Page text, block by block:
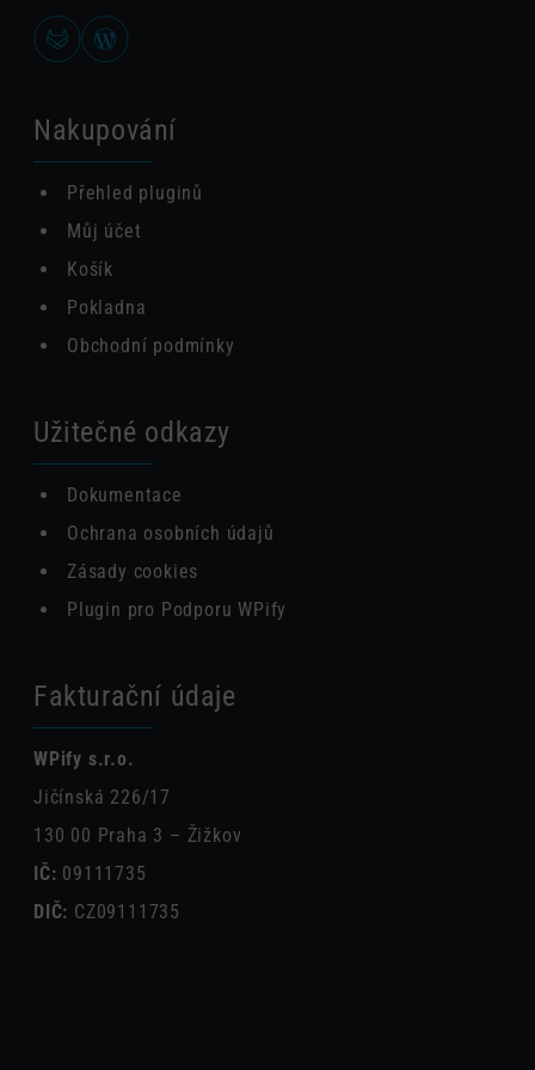
Nakupování
Přehled pluginů
Můj účet
Košík
Pokladna
Obchodní podmínky
Užitečné odkazy
Dokumentace
Ochrana osobních údajů
Zásady cookies
Plugin pro Podporu WPify
Fakturační údaje
WPify s.r.o.
Jičínská 226/17
130 00 Praha 3 – Žižkov
IČ: 09111735
DIČ: CZ09111735